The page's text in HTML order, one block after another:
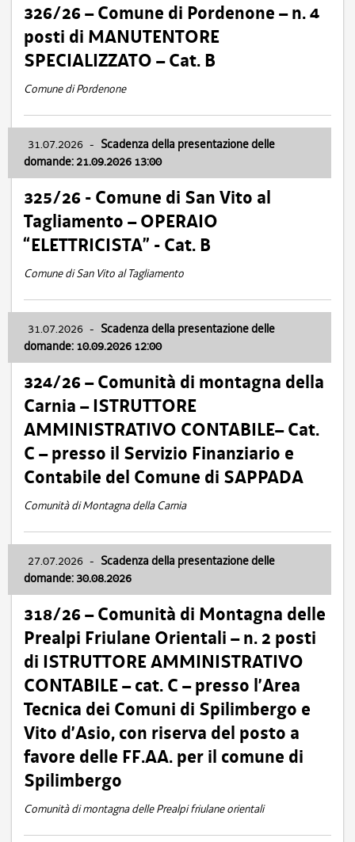
326/26 – Comune di Pordenone – n. 4
posti di MANUTENTORE
SPECIALIZZATO – Cat. B
Comune di Pordenone
31.07.2026 - Scadenza della presentazione delle
domande: 21.09.2026 13:00
325/26 - Comune di San Vito al
Tagliamento – OPERAIO
“ELETTRICISTA” - Cat. B
Comune di San Vito al Tagliamento
31.07.2026 - Scadenza della presentazione delle
domande: 10.09.2026 12:00
324/26 – Comunità di montagna della
Carnia – ISTRUTTORE
AMMINISTRATIVO CONTABILE– Cat.
C – presso il Servizio Finanziario e
Contabile del Comune di SAPPADA
Comunità di Montagna della Carnia
27.07.2026 - Scadenza della presentazione delle
domande: 30.08.2026
318/26 – Comunità di Montagna delle
Prealpi Friulane Orientali – n. 2 posti
di ISTRUTTORE AMMINISTRATIVO
CONTABILE – cat. C – presso l’Area
Tecnica dei Comuni di Spilimbergo e
Vito d’Asio, con riserva del posto a
favore delle FF.AA. per il comune di
Spilimbergo
Comunità di montagna delle Prealpi friulane orientali